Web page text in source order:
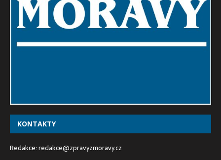
KONTAKTY
Redakce:redakce@zpravyzmoravy.cz